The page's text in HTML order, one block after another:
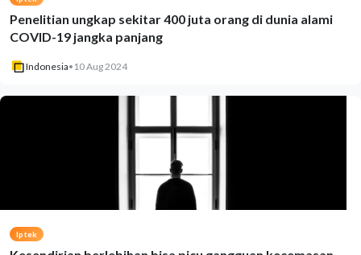
Penelitian ungkap sekitar 400 juta orang di dunia alami
COVID-19 jangka panjang
Indonesia• 10 Aug 2024
Iptek